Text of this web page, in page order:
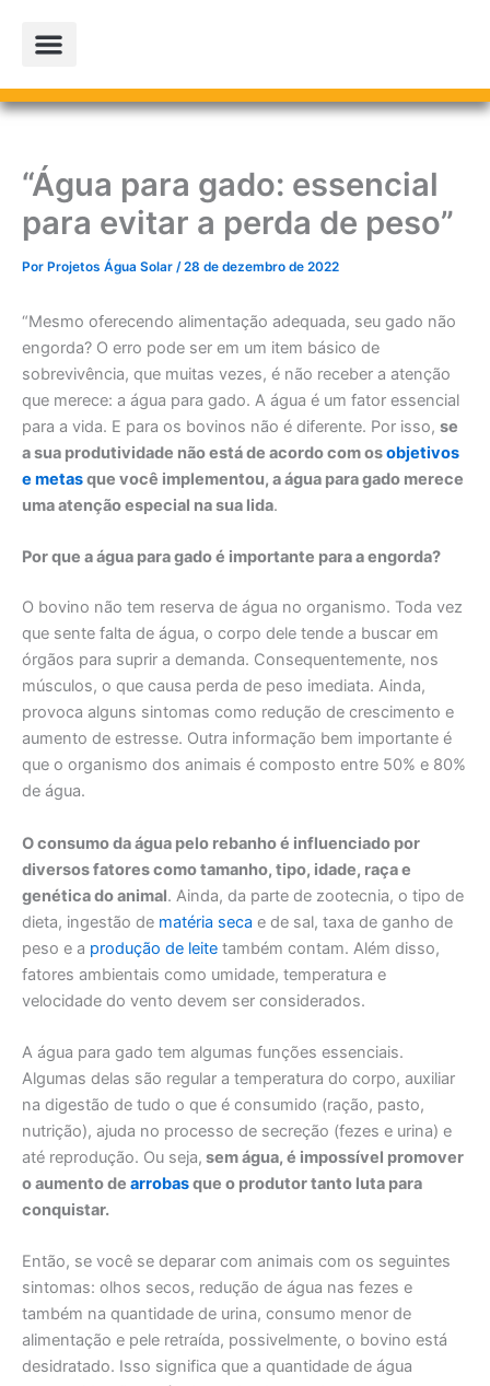
conteúdo
“Água para gado: essencial
para evitar a perda de peso”
Por Projetos Água Solar /28 de dezembro de 2022
“Mesmo oferecendo alimentação adequada, seu gado não
engorda? O erro pode ser em um item básico de
sobrevivência, que muitas vezes, é não receber a atenção
que merece: a água para gado. A água é um fator essencial
para a vida. E para os bovinos não é diferente. Por isso, se
a sua produtividade não está de acordo com osobjetivos
e metasque você implementou, a água para gado merece
uma atenção especial na sua lida.
Por que a água para gado é importante para a engorda?
O bovino não tem reserva de água no organismo. Toda vez
que sente falta de água, o corpo dele tende a buscar em
órgãos para suprir a demanda. Consequentemente, nos
músculos, o que causa perda de peso imediata. Ainda,
provoca alguns sintomas como redução de crescimento e
aumento de estresse. Outra informação bem importante é
que o organismo dos animais é composto entre 50% e 80%
de água.
O consumo da água pelo rebanho é influenciado por
diversos fatores como tamanho, tipo, idade, raça e
genética do animal. Ainda, da parte de zootecnia, o tipo de
dieta, ingestão de matéria seca e de sal, taxa de ganho de
peso e a produção de leite também contam. Além disso,
fatores ambientais como umidade, temperatura e
velocidade do vento devem ser considerados.
A água para gado tem algumas funções essenciais.
Algumas delas são regular a temperatura do corpo, auxiliar
na digestão de tudo o que é consumido (ração, pasto,
nutrição), ajuda no processo de secreção (fezes e urina) e
até reprodução. Ou seja, sem água, é impossível promover
o aumento de arrobasque o produtor tanto luta para
conquistar.
Então, se você se deparar com animais com os seguintes
sintomas: olhos secos, redução de água nas fezes e
também na quantidade de urina, consumo menor de
alimentação e pele retraída, possivelmente, o bovino está
desidratado. Isso significa que a quantidade de água